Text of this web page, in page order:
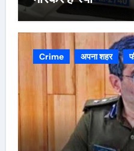
Crime अपना शहर